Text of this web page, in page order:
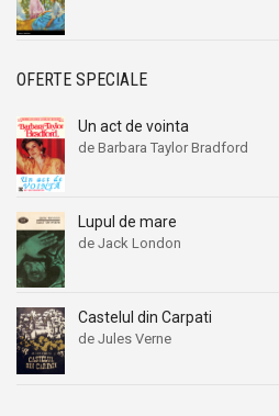
OFERTE SPECIALE
Un act de vointa
de Barbara Taylor Bradford
Lupul de mare
de Jack London
Castelul din Carpati
de Jules Verne